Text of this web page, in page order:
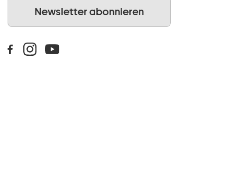
Newsletter abonnieren